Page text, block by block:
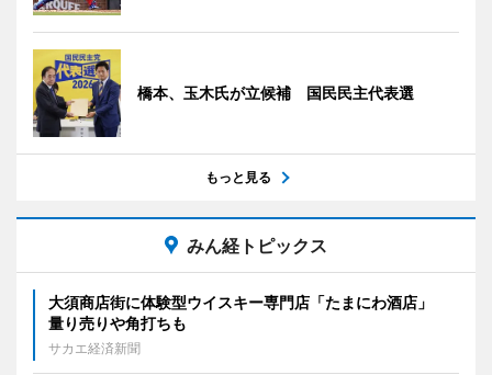
橋本、玉木氏が立候補 国民民主代表選
もっと見る
みん経トピックス
大須商店街に体験型ウイスキー専門店「たまにわ酒店」
量り売りや角打ちも
サカエ経済新聞